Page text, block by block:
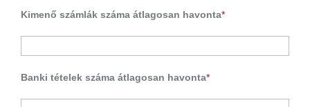
Kimenő számlák száma átlagosan havonta*
Banki tételek száma átlagosan havonta*